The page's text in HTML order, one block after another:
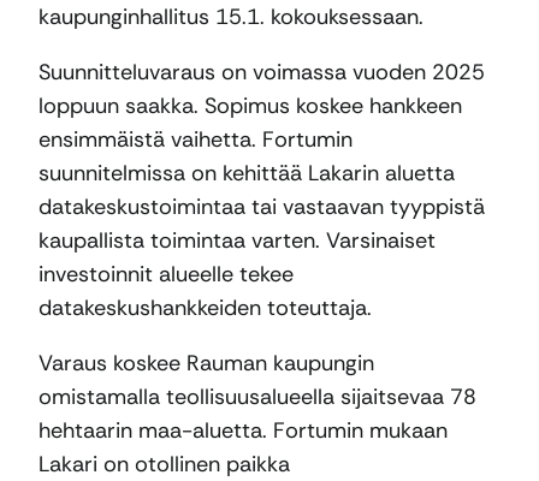
kaupunginhallitus 15.1. kokouksessaan.
Suunnitteluvaraus on voimassa vuoden 2025
loppuun saakka. Sopimus koskee hankkeen
ensimmäistä vaihetta. Fortumin
suunnitelmissa on kehittää Lakarin aluetta
datakeskustoimintaa tai vastaavan tyyppistä
kaupallista toimintaa varten. Varsinaiset
investoinnit alueelle tekee
datakeskushankkeiden toteuttaja.
Varaus koskee Rauman kaupungin
omistamalla teollisuusalueella sijaitsevaa 78
hehtaarin maa-aluetta. Fortumin mukaan
Lakari on otollinen paikka